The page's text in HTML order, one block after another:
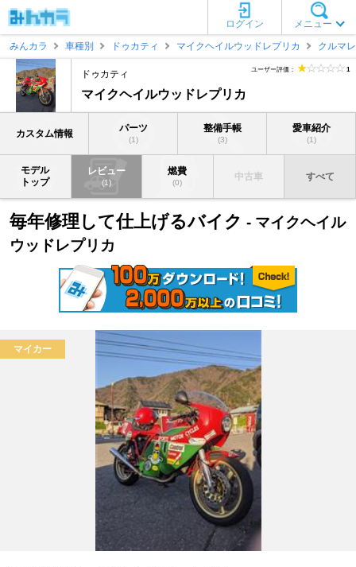
メニュー
ログイン
みんカラ
車種別 ドゥカティ マイクヘイルウッドレプリカ クルマ
ドゥカティ
マイクヘイルウッドレプリカ
ユーザー評価： 1
カスタム情報 パーツ
(1)
整備手帳
(3)
愛車紹介
(1)
モデル
トップ
レビュー
(1)
燃費
(0)
中古車 すべて
毎年修理して仕上げるバイク - マイクヘイル
ウッドレプリカ
マイカー